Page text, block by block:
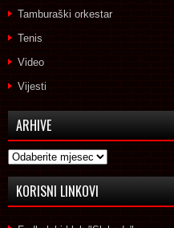
Tamburaški orkestar
Tenis
Video
Vijesti
ARHIVE
Arhive
KORISNI LINKOVI